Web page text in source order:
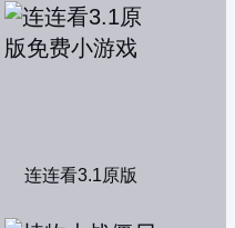
连连看3.1原版